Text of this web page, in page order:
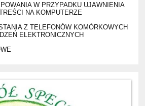
W PRZYPADKU UJAWNIENIA
NA KOMPUTERZE
Z TELEFONÓW KOMÓRKOWYCH
ELEKTRONICZNYCH